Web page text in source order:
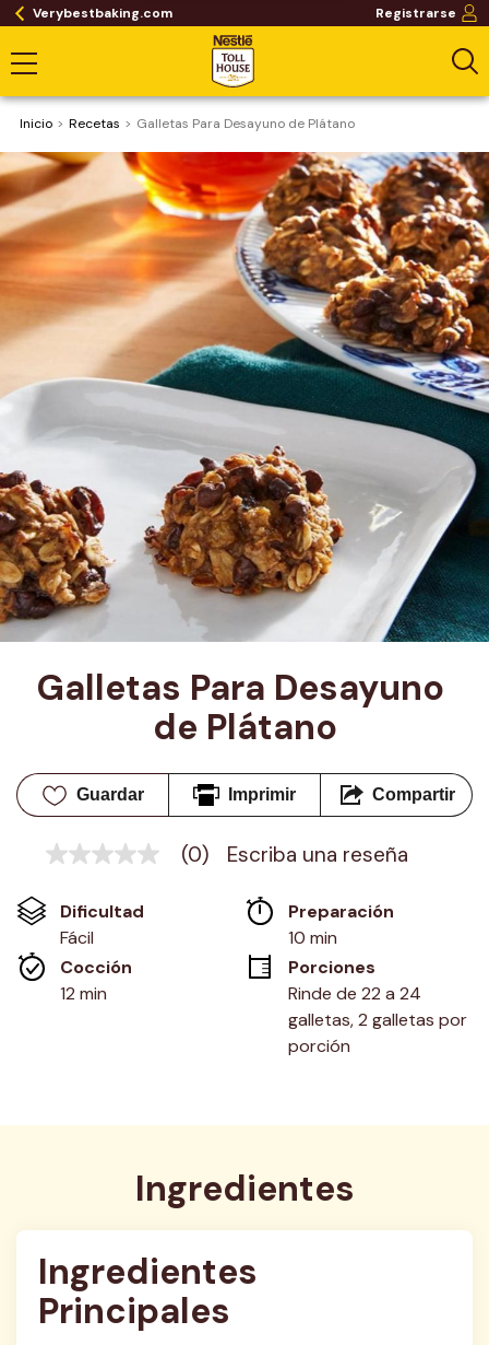
Verybestbaking.com Registrarse
Inicio Recetas Galletas Para Desayuno de Plátano
Galletas Para Desayuno
de Plátano
Guardar Imprimir Compartir
Sin
en
misma
página.
(0) Escriba una reseña
Dificultad
Fácil
Preparación
10 min
Cocción
12 min
Porciones
Rinde de 22 a 24
galletas, 2 galletas por
porción
Ingredientes
Ingredientes
Principales